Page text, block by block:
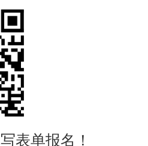
表单报名！